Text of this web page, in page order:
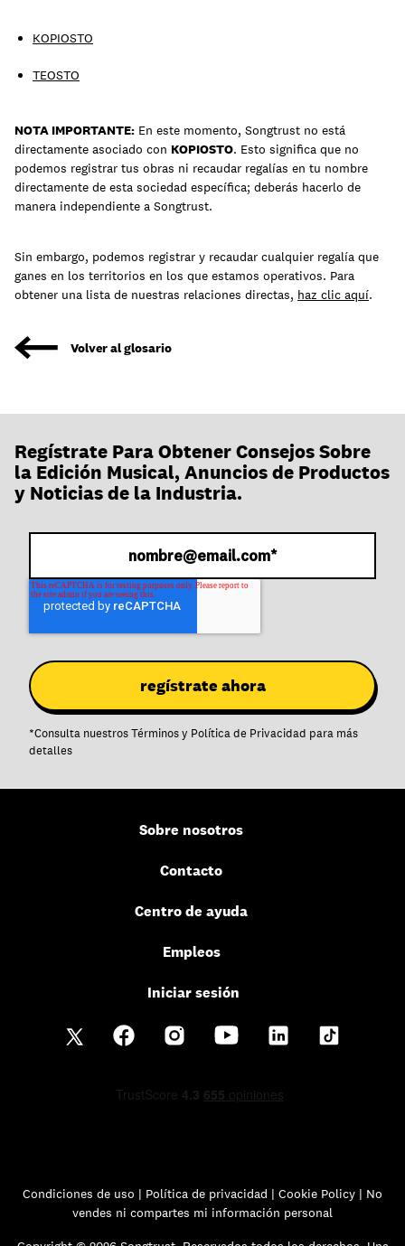
KOPIOSTO
TEOSTO
NOTA IMPORTANTE: En este momento, Songtrust no está
directamente asociado con KOPIOSTO. Esto significa que no
podemos registrar tus obras ni recaudar regalías en tu nombre
directamente de esta sociedad específica; deberás hacerlo de
manera independiente a Songtrust.
Sin embargo, podemos registrar y recaudar cualquier regalía que
ganes en los territorios en los que estamos operativos. Para
obtener una lista de nuestras relaciones directas, haz clic aquí.
Volver al glosario
Regístrate Para Obtener Consejos Sobre
la Edición Musical, Anuncios de Productos
y Noticias de la Industria.
*Consulta nuestrosTérminosy Política de Privacidad para más
detalles
Sobre nosotros
Contacto
Centro de ayuda
Empleos
Iniciar sesión
Condiciones de uso | Política de privacidad | Cookie Policy | No
vendes ni compartes mi información personal